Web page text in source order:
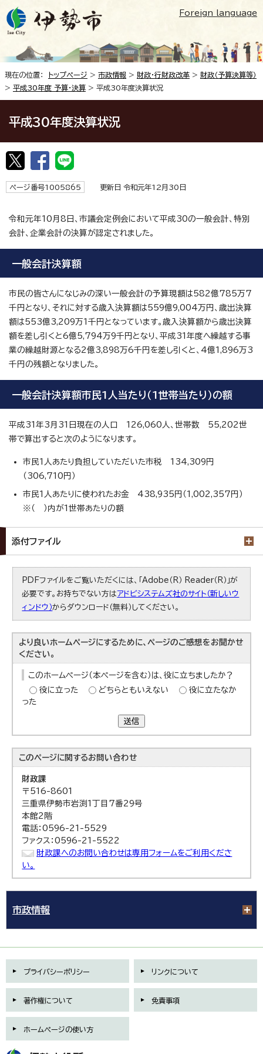
Foreign language
現在の位置： トップページ > 市政情報 > 財政・行財政改革 > 財政（予算決算等）
> 平成30年度 予算・決算 > 平成30年度決算状況
平成30年度決算状況
ページ番号1005865 更新日 令和元年12月30日
令和元年10月8日、市議会定例会において平成30の一般会計、特別
会計、企業会計の決算が認定されました。
一般会計決算額
市民の皆さんになじみの深い一般会計の予算現額は582億785万7
千円となり、それに対する歳入決算額は559億9,004万円、歳出決算
額は553億3,209万1千円となっています。歳入決算額から歳出決算
額を差し引くと6億5,794万9千円となり、平成31年度へ繰越する事
業の繰越財源となる2億3,898万6千円を差し引くと、4億1,896万3
千円の残額となりました。
一般会計決算額市民1人当たり（1世帯当たり）の額
平成31年3月31日現在の人口 126,060人、世帯数 55,202世
帯で算出すると次のようになります。
市民1人あたり負担していただいた市税 134,309円
（306,710円）
市民1人あたりに使われたお金 438,935円（1,002,357円）
※（ ）内が1世帯あたりの額
添付ファイル
PDFファイルをご覧いただくには、「Adobe（R） Reader（R）」が
必要です。お持ちでない方は アドビシステムズ社のサイト（新しいウ
ィンドウ）からダウンロード（無料）してください。
より良いホームページにするために、ページのご感想をお聞かせ
ください。
このホームページ（本ページを含む）は、役に立ちましたか？
役に立った
どちらともいえない
役に立たなか
った
送信
このページに関するお問い合わせ
財政課
〒516-8601
三重県伊勢市岩渕1丁目7番29号
本館2階
電話：0596-21-5529
ファクス：0596-21-5522
財政課へのお問い合わせは専用フォームをご利用くださ
い。
市政情報
プライバシーポリシー リンクについて
著作権について 免責事項
ホームページの使い方